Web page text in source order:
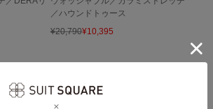
／ハウンドトゥース
¥20,790¥10,395
パンツをもっと見る